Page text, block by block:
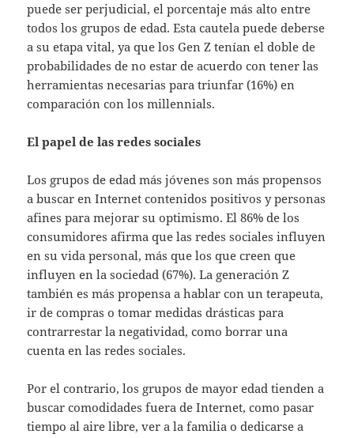
puede ser perjudicial, el porcentaje más alto entre
todos los grupos de edad. Esta cautela puede deberse
a su etapa vital, ya que los Gen Z tenían el doble de
probabilidades de no estar de acuerdo con tener las
herramientas necesarias para triunfar (16%) en
comparación con los millennials.
El papel de las redes sociales
Los grupos de edad más jóvenes son más propensos
a buscar en Internet contenidos positivos y personas
afines para mejorar su optimismo. El 86% de los
consumidores afirma que las redes sociales influyen
en su vida personal, más que los que creen que
influyen en la sociedad (67%). La generación Z
también es más propensa a hablar con un terapeuta,
ir de compras o tomar medidas drásticas para
contrarrestar la negatividad, como borrar una
cuenta en las redes sociales.
Por el contrario, los grupos de mayor edad tienden a
buscar comodidades fuera de Internet, como pasar
tiempo al aire libre, ver a la familia o dedicarse a